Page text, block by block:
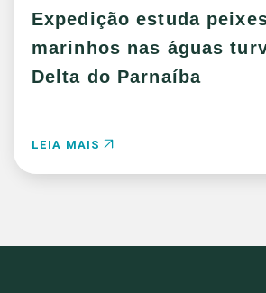
Expedição estuda
marinhos nas águas
Delta do Parnaíba
LEIA MAIS